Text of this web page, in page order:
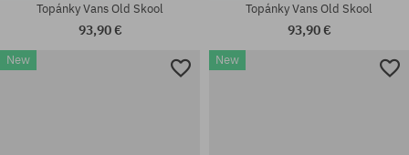
Topánky Vans Old Skool
93,90 €
Topánky Vans Old Skool
93,90 €
New New